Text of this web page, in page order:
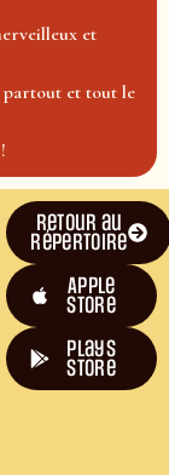
et
partout et tout le
Retour au
répertoire
Apple
Store
plays
store